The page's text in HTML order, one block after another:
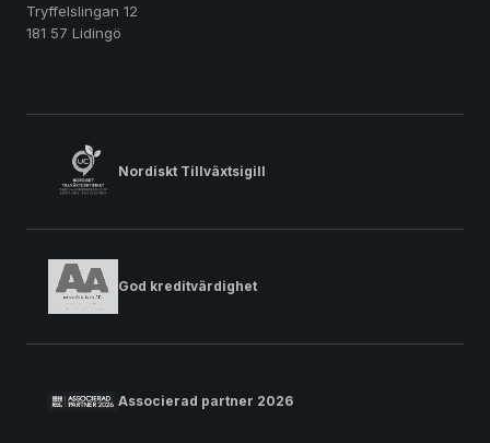
Tryffelslingan 12
181 57 Lidingö
Nordiskt Tillväxtsigill
God kreditvärdighet
Associerad partner 2026